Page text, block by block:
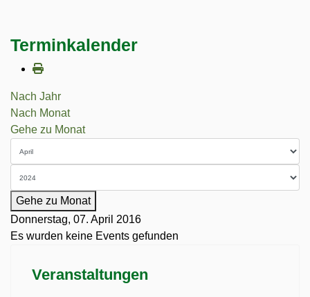
Terminkalender
Nach Jahr
Nach Monat
Gehe zu Monat
Gehe zu Monat
Donnerstag, 07. April 2016
Es wurden keine Events gefunden
Veranstaltungen